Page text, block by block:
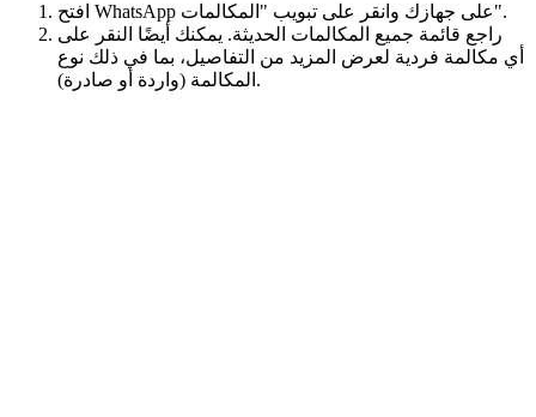
افتح WhatsApp على جهازك وانقر على تبويب "المكالمات".
راجع قائمة جميع المكالمات الحديثة. يمكنك أيضًا النقر على
أي مكالمة فردية لعرض المزيد من التفاصيل، بما في ذلك نوع
المكالمة (واردة أو صادرة).